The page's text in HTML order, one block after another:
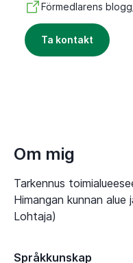
Förmedlarens
Ta kontakt
Om mig
Tarkennus
Himangan kunnan alue
Lohtaja)
Språkkunskap